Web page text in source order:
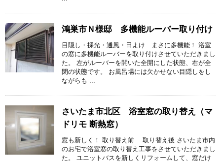
鴻巣市Ｎ様邸 多機能ルーバー取り付け
目隠し・採光・通風・日よけ まさに多機能！ 浴室
の窓に多機能ルーバーを取り付けさせていただきまし
た。 左がルーバーを開いた全開にした状態、右が全
閉の状態です。 お風呂場には欠かせない目隠しをし
ながらも ...
さいたま市北区 浴室窓の取り替え（マ
ドリモ 断熱窓）
窓も新しく！ 取り替え前 取り替え後 さいたま市内
のお宅で浴室窓の取り替え工事をさせていただきまし
た。 ユニットバスを新しくリフォームして、窓だけ